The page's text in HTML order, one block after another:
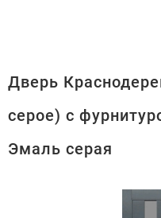
Дверь
серое) с
Эмаль серая